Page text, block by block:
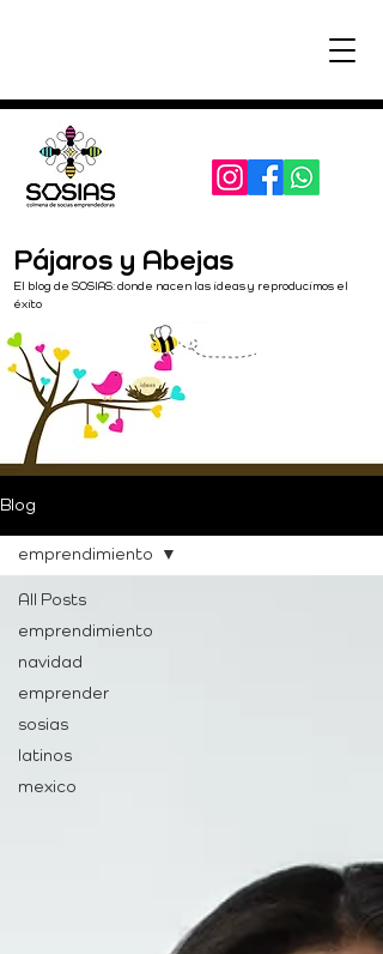
Pájaros y Abejas
El blog de SOSIAS: donde nacen las ideas y reproducimos el
éxito
Blog
All Posts
emprendimiento
navidad
emprender
sosias
latinos
mexico
emprendimiento